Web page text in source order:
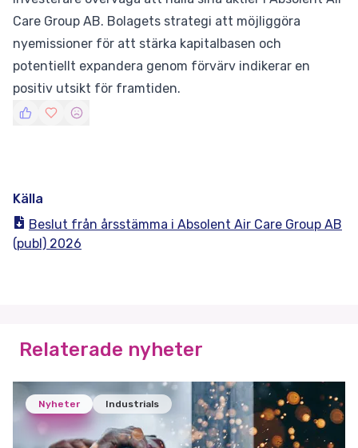
Care Group AB. Bolagets strategi att möjliggöra
nyemissioner för att stärka kapitalbasen och
potentiellt expandera genom förvärv indikerar en
positiv utsikt för framtiden.
Källa
Beslut från årsstämma i Absolent Air Care Group AB
(publ) 2026
Relaterade nyheter
Nyheter Industrials